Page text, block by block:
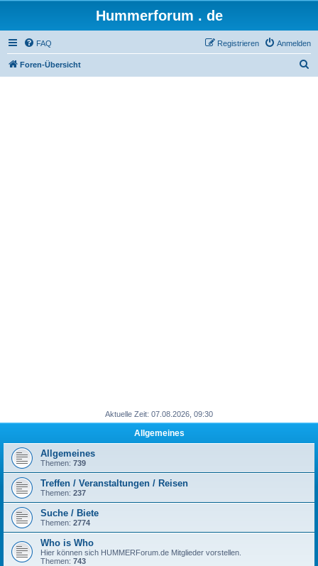
Hummerforum . de
FAQ Anmelden
Registrieren
Foren-Übersicht
Aktuelle Zeit: 07.08.2026, 09:30
Allgemeines
Allgemeines
Themen: 739
Treffen / Veranstaltungen / Reisen
Themen: 237
Suche / Biete
Themen: 2774
Who is Who
Hier können sich HUMMERForum.de Mitglieder vorstellen.
Themen: 743